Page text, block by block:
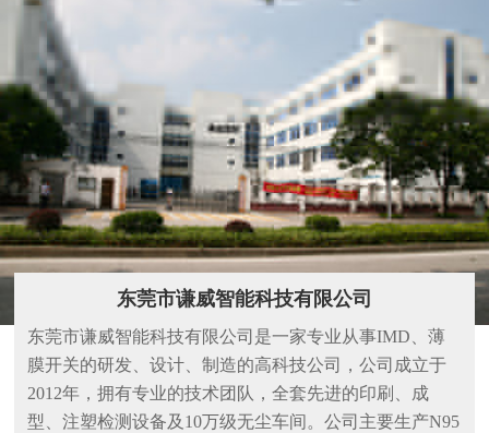
高品质源于高标准
HIGH QUALITY COMES FROM HIGH STANDARDS
继续下一道工序。
出色的工程师和钳工，高精密的模具设备，保证尺寸精确，提升产
品外观，夹线小，合模线小。
东莞市谦威智能科技有限公司
​东莞市谦威智能科技有限公司是一家专业从事IMD、薄
膜开关的研发、设计、制造的高科技公司，公司成立于
2012年，拥有专业的技术团队，全套先进的印刷、成
型、注塑检测设备及10万级无尘车间。公司主要生产N95